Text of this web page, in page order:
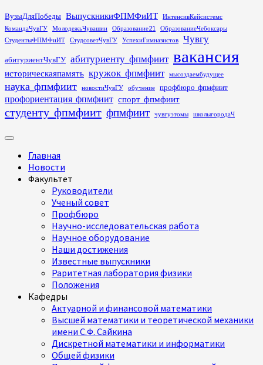
Перейти
к
содержимому
ВузыДляПобеды ВыпускникиФПМФиИТ
ИнтенсивКейсистемс
КомандаЧувГУ
МолодежьЧувашии Образование21
ОбразованиеЧебоксары
СтудентыФПМФиИТ
СтудсоветЧувГУ УспехиГимназистов Чувгу
абитуриентЧувГУ абитуриенту_фпмфиит вакансия
историческаяпамять кружок_фпмфиит мысоздаембудущее
наука_фпмфиит новостиЧувГУ обучение профбюро_фпмфиит
профориентация_фпмфиит спорт_фпмфиит
студенту_фпмфиит фпмфиит чувгуэтомы школыгородаЧ
Основное
Главная
Новости
Факультет
Руководители
Ученый совет
Профбюро
Научно-исследовательская работа
Научное оборудование
Наши достижения
Известные выпускники
Раритетная лаборатория физики
Положения
Кафедры
Актуарной и финансовой математики
Высшей математики и теоретической механики
имени С.Ф. Сайкина
Дискретной математики и информатики
Общей физики